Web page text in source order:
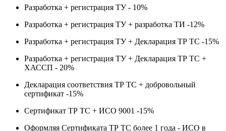
Разработка + регистрация ТУ - 10%
Разработка + регистрация ТУ + разработка ТИ -12%
Разработка + регистрация ТУ + Декларация ТР ТС -15%
Разработка + регистрация ТУ + Декларация ТР ТС +
ХАССП - 20%
Декларация соответствия ТР ТС + добровольный
сертификат -15%
Сертификат ТР ТС + ИСО 9001 -15%
Оформляя Сертификата ТР ТС более 1 года - ИСО в